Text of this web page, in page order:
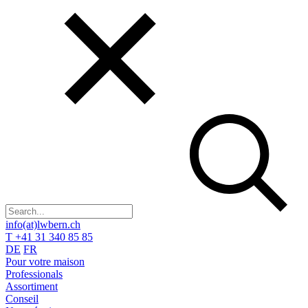
info(at)lwbern.ch
T +41 31 340 85 85
DE FR
Pour votre maison
Professionals
Assortiment
Conseil